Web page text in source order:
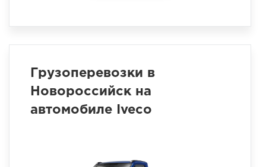
Грузоперевозки в
Новороссийск на
автомобиле Iveco